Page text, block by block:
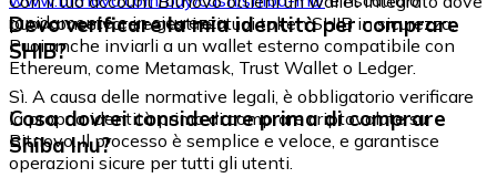
rapidamente e in sicurezza.
puoi conservare e gestire i tuoi token SHIB in sicurezza.
Puoi anche inviarli a un wallet esterno compatibile con
Ethereum, come Metamask, Trust Wallet o Ledger.
Devo verificare la mia identità per comprare
SHIB?
Sì. A causa delle normative legali, è obbligatorio verificare
la propria identità prima di comprare criptovalute su
Bitnovo. Il processo è semplice e veloce, e garantisce
operazioni sicure per tutti gli utenti.
Cosa dovrei considerare prima di comprare
Shiba Inu?